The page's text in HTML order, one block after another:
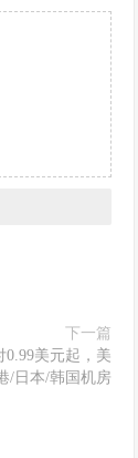
下一篇
0.99美元起，美
/日本/韩国机房